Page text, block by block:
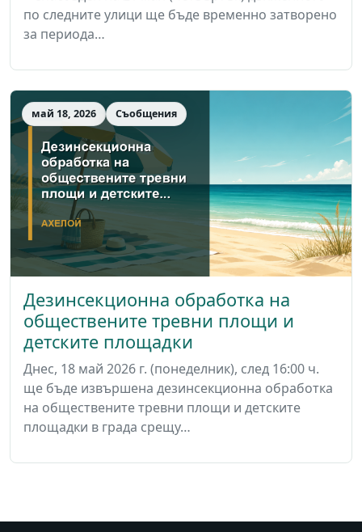
по следните улици ще бъде временно затворено
за периода…
май 18, 2026 Съобщения
Дезинсекционна обработка на
обществените тревни площи и
детските площадки
Днес, 18 май 2026 г. (понеделник), след 16:00 ч.
ще бъде извършена дезинсекционна обработка
на обществените тревни площи и детските
площадки в града срещу…